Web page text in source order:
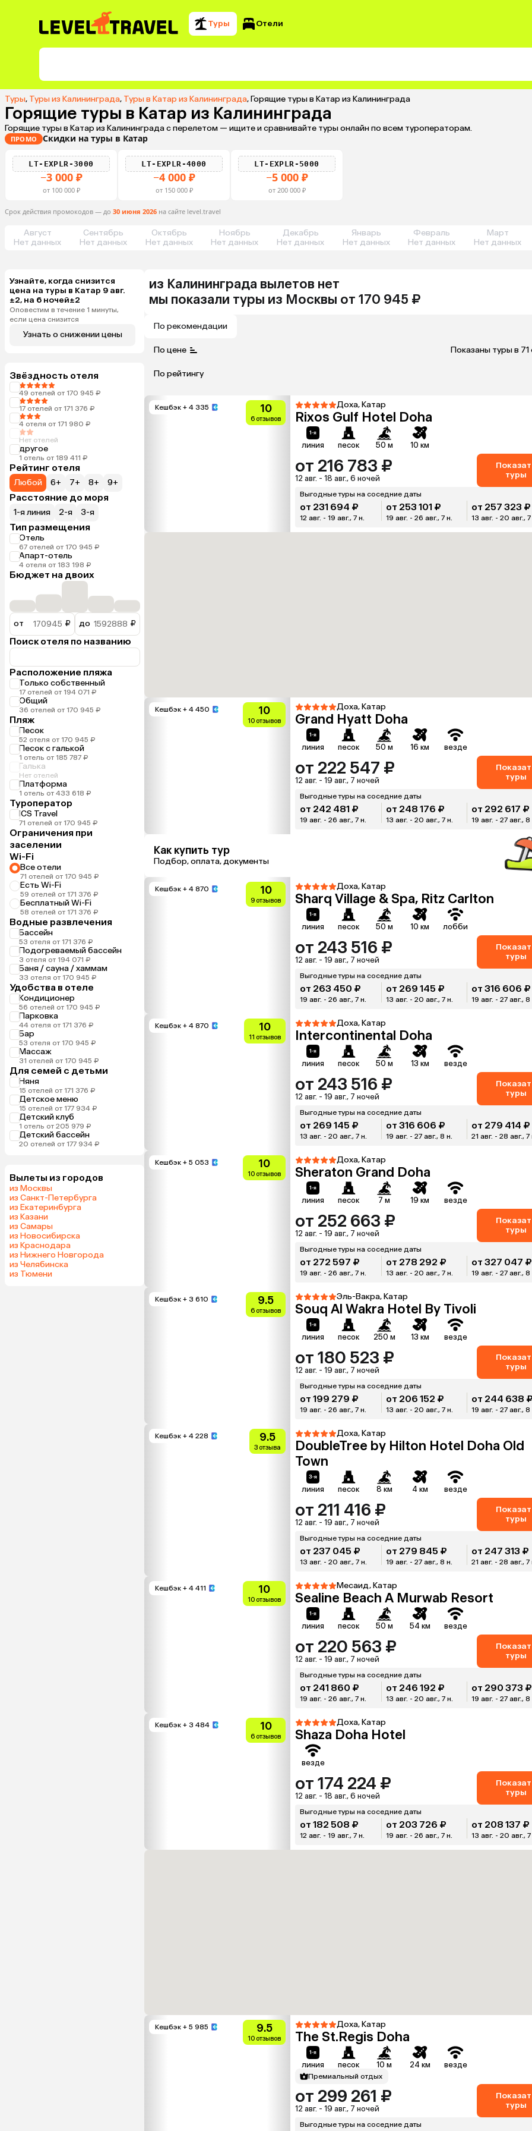
Туры Отели
Туры, Туры из Калининграда, Туры в Катар из Калининграда,Горящие туры в Катар из Калининграда
Горящие туры в Катар из Калининграда
Горящие туры в Катар из Калининграда с перелетом — ищите и сравнивайте туры онлайн по всем туроператорам.
ПРОМО Скидки на туры в Катар
LT-EXPLR-3000
−3 000 ₽
от 100 000 ₽
LT-EXPLR-4000
−4 000 ₽
от 150 000 ₽
LT-EXPLR-5000
−5 000 ₽
от 200 000 ₽
Срок действия промокодов — до 30 июня 2026 на сайте level.travel
Август
Нет данных
Сентябрь
Нет данных
Октябрь
Нет данных
Ноябрь
Нет данных
Декабрь
Нет данных
Январь
Нет данных
Февраль
Нет данных
Март
Нет данных
Узнайте, когда снизится
цена на туры в Катар 9 авг.
±2, на 6 ночей±2
Оповестим в течение 1 минуты,
если цена снизится
Узнать о снижении цены
Звёздность отеля
49 отелей от 170 945 ₽
17 отелей от 171 376 ₽
4 отеля от 171 980 ₽
Нет отелей
другое
1 отель от 189 411 ₽
Рейтинг отеля
Любой 6+ 7+ 8+ 9+
Расстояние до моря
1-я линия 2-я 3-я
Тип размещения
Отель
67 отелей от 170 945 ₽
Апарт-отель
4 отеля от 183 198 ₽
Бюджет на двоих
от ₽ до ₽
Поиск отеля по названию
Расположение пляжа
Только собственный
17 отелей от 194 071 ₽
Общий
36 отелей от 170 945 ₽
Пляж
Песок
52 отеля от 170 945 ₽
Песок с галькой
1 отель от 185 787 ₽
Галька
Нет отелей
Платформа
1 отель от 433 618 ₽
Туроператор
ICS Travel
71 отелей от 170 945 ₽
Ограничения при
заселении
Wi-Fi
Все отели
71 отелей от 170 945 ₽
Есть Wi-Fi
59 отелей от 171 376 ₽
Бесплатный Wi-Fi
58 отелей от 171 376 ₽
Водные развлечения
Бассейн
53 отеля от 171 376 ₽
Подогреваемый бассейн
3 отеля от 194 071 ₽
Баня / сауна / хаммам
33 отеля от 170 945 ₽
Удобства в отеле
Кондиционер
56 отелей от 170 945 ₽
Парковка
44 отеля от 171 376 ₽
Бар
53 отеля от 170 945 ₽
Массаж
31 отелей от 170 945 ₽
Для семей с детьми
Няня
15 отелей от 171 376 ₽
Детское меню
15 отелей от 177 934 ₽
Детский клуб
1 отель от 205 979 ₽
Детский бассейн
20 отелей от 177 934 ₽
Вылеты из городов
из Москвы
из Санкт-Петербурга
из Екатеринбурга
из Казани
из Самары
из Новосибирска
из Краснодара
из Нижнего Новгорода
из Челябинска
из Тюмени
из Калининграда вылетов нет
мы показали туры из Москвы от 170 945 ₽
По рекомендации
По цене
По рейтингу
Показаны туры в 71
Кешбэк + 4 335 10
6 отзывов
Доха, Катар
Rixos Gulf Hotel Doha
линия песок 50 м 10 км
от 216 783 ₽
12 авг. - 18 авг., 6 ночей
туры
Выгодные туры на соседние даты
от 231 694 ₽
12 авг. - 19 авг., 7 н.
от 253 101 ₽
19 авг. - 26 авг., 7 н.
от 257 323 ₽
13 авг. - 20 авг.,
Кешбэк + 4 450 10
10 отзывов
Доха, Катар
Grand Hyatt Doha
линия песок 50 м 16 км везде
от 222 547 ₽
12 авг. - 19 авг., 7 ночей
туры
Выгодные туры на соседние даты
от 242 481 ₽
19 авг. - 26 авг., 7 н.
от 248 176 ₽
13 авг. - 20 авг., 7 н.
от 292 617 ₽
19 авг. - 27 авг., 8
Как купить тур
Подбор, оплата, документы
Кешбэк + 4 870 10
9 отзывов
Доха, Катар
Sharq Village & Spa, Ritz Carlton
линия песок 50 м 10 км лобби
от 243 516 ₽
12 авг. - 19 авг., 7 ночей
туры
Выгодные туры на соседние даты
от 263 450 ₽
19 авг. - 26 авг., 7 н.
от 269 145 ₽
13 авг. - 20 авг., 7 н.
от 316 606 ₽
19 авг. - 27 авг., 8
Кешбэк + 4 870 10
11 отзывов
Доха, Катар
Intercontinental Doha
линия песок 50 м 13 км везде
от 243 516 ₽
12 авг. - 19 авг., 7 ночей
туры
Выгодные туры на соседние даты
от 269 145 ₽
13 авг. - 20 авг., 7 н.
от 316 606 ₽
19 авг. - 27 авг., 8 н.
от 279 414 ₽
21 авг. - 28 авг., 7
Кешбэк + 5 053 10
10 отзывов
Доха, Катар
Sheraton Grand Doha
линия песок 7 м 19 км везде
от 252 663 ₽
12 авг. - 19 авг., 7 ночей
туры
Выгодные туры на соседние даты
от 272 597 ₽
19 авг. - 26 авг., 7 н.
от 278 292 ₽
13 авг. - 20 авг., 7 н.
от 327 047 ₽
19 авг. - 27 авг., 8
Кешбэк + 3 610 9.5
6 отзывов
Эль-Вакра, Катар
Souq Al Wakra Hotel By Tivoli
линия песок 250 м 13 км везде
от 180 523 ₽
12 авг. - 19 авг., 7 ночей
туры
Выгодные туры на соседние даты
от 199 279 ₽
19 авг. - 26 авг., 7 н.
от 206 152 ₽
13 авг. - 20 авг., 7 н.
от 244 638
19 авг. - 27 авг., 8
Кешбэк + 4 228 9.5
3 отзыва
Доха, Катар
DoubleTree by Hilton Hotel Doha Old
Town
линия песок 8 км 4 км везде
от 211 416 ₽
12 авг. - 19 авг., 7 ночей
туры
Выгодные туры на соседние даты
от 237 045 ₽
13 авг. - 20 авг., 7 н.
от 279 845 ₽
19 авг. - 27 авг., 8 н.
от 247 313 ₽
21 авг. - 28 авг., 7
Кешбэк + 4 411 10
10 отзывов
Месаид, Катар
Sealine Beach A Murwab Resort
линия песок 50 м 54 км везде
от 220 563 ₽
12 авг. - 19 авг., 7 ночей
туры
Выгодные туры на соседние даты
от 241 860 ₽
19 авг. - 26 авг., 7 н.
от 246 192 ₽
13 авг. - 20 авг., 7 н.
от 290 373 ₽
19 авг. - 27 авг., 8
Кешбэк + 3 484 10
6 отзывов
Доха, Катар
Shaza Doha Hotel
везде
от 174 224 ₽
12 авг. - 18 авг., 6 ночей
туры
Выгодные туры на соседние даты
от 182 508 ₽
12 авг. - 19 авг., 7 н.
от 203 726 ₽
19 авг. - 26 авг., 7 н.
от 208 137 ₽
13 авг. - 20 авг.,
Кешбэк + 5 985 9.5
10 отзывов
Доха, Катар
The St.Regis Doha
линия песок 10 м 24 км везде
Премиальный отдых
от 299 261 ₽
12 авг. - 19 авг., 7 ночей
туры
Выгодные туры на соседние даты